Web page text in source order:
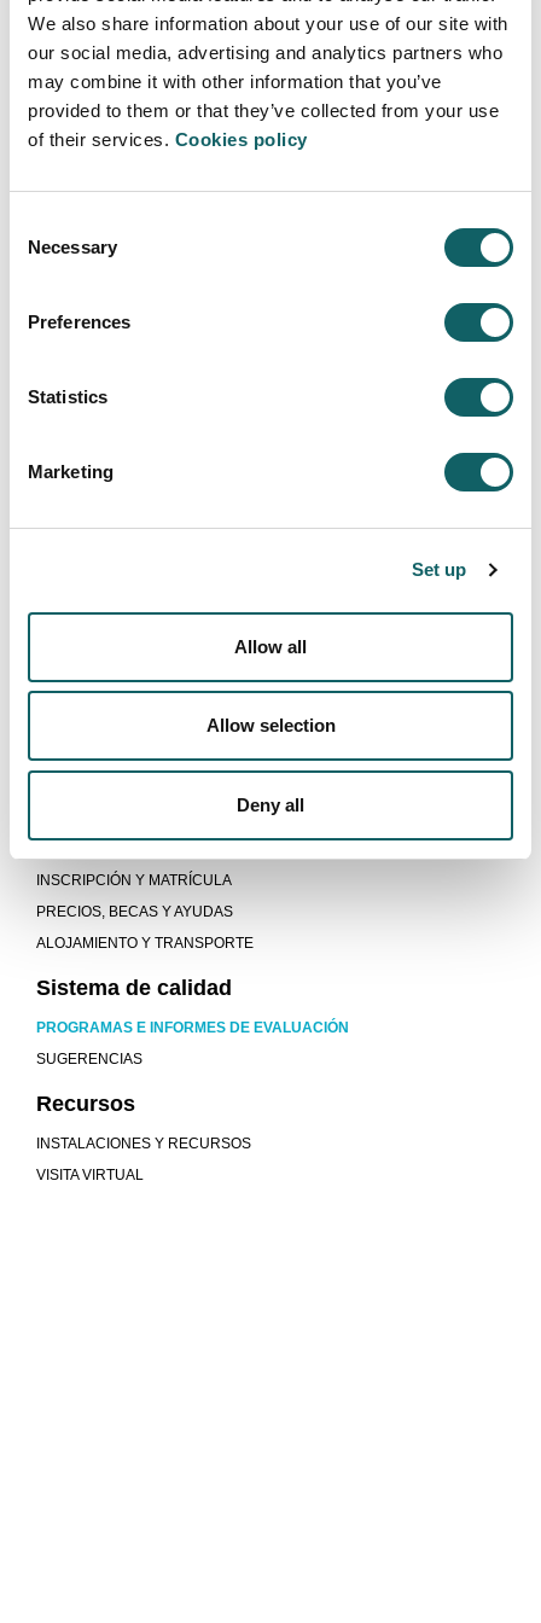
We also share information about your use of our site with
our social media, advertising and analytics partners who
may combine it with other information that you’ve
provided to them or that they’ve collected from your use
of their services. Cookies policy
Selection
Necessary
Preferences
Statistics
Marketing
Set up
Allow all
Allow selection
Deny all
MEMORIA ANUAL
Es el documento elaborado al final del curso para
resumir, cuantitativa y cualitativamente, la actividad
educativa desarrollada por el Centro, en relación a los
Anual del Curso.
PDF 2022-23
CERTIFICADO PROFESIONAL - DISEÑO DE
SISTEMAS MECATRÓNICOS INDUSTRIALES
Programa
PERFIL DE EGRESO
PRÁCTICAS EN EMPRESA
Nuevos estudiantes
INSCRIPCIÓN Y MATRÍCULA
PRECIOS, BECAS Y AYUDAS
ALOJAMIENTO Y TRANSPORTE
Sistema de calidad
PROGRAMAS E INFORMES DE EVALUACIÓN
SUGERENCIAS
Recursos
INSTALACIONES Y RECURSOS
VISITA VIRTUAL